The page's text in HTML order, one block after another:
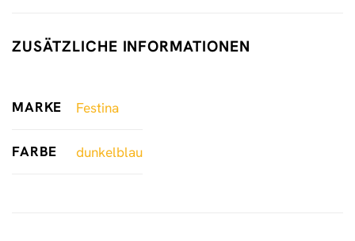
ZUSÄTZLICHE INFORMATIONEN
MARKE Festina
FARBE dunkelblau